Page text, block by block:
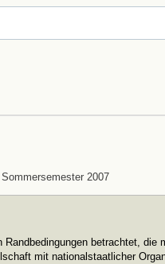
2007
betrachtet, die
mit nationalstaatlicher